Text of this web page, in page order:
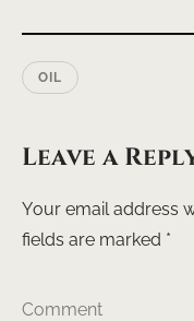
OIL
Leave a
Your email address
fields are marked *
Comment